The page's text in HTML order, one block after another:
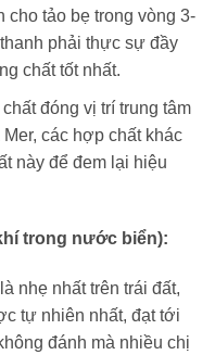
cho tảo bẹ trong vòng 3-
phải thực sự đầy
chất tốt nhất.
đóng vị trí trung tâm
các hợp chất khác
này để đem lại hiệu
trong nước biển):
nhẹ nhất trên trái đất,
tự nhiên nhất, đạt tới
đánh mà nhiều chị